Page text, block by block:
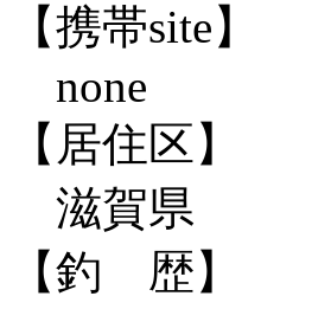
【携帯site】
none
【居住区】
滋賀県
【釣 歴】